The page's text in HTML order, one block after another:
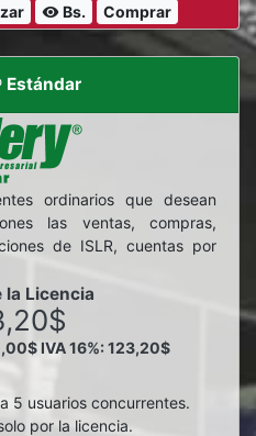
visibilityBs. Comprar
Estándar
ordinarios que desean
las ventas, compras,
de ISLR, cuentas por
la Licencia
IVA 16%: 123,20$
5 usuarios concurrentes.
por la licencia.